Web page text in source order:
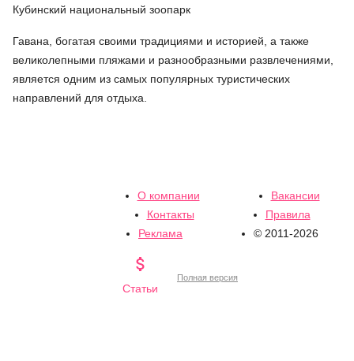
Кубинский национальный зоопарк
Гавана, богатая своими традициями и историей, а также
великолепными пляжами и разнообразными развлечениями,
является одним из самых популярных туристических
направлений для отдыха.
О компании
Вакансии
Контакты
Правила
Реклама
© 2011-2026

Статьи
Полная версия